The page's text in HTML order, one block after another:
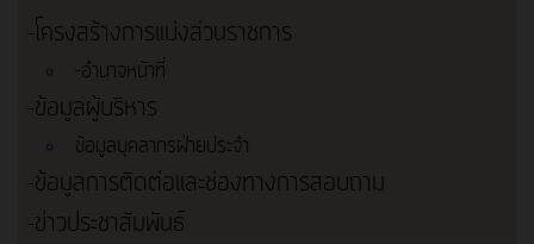
-โครงสร้างการแบ่งส่วนราชการ
-อำนาจหน้าที่
-ข้อมูลผู้บริหาร
ข้อมูลบุคลากรฝ่ายประจำ
-ข้อมูลการติดต่อและช่องทางการสอบถาม
-ข่าวประชาสัมพันธ์